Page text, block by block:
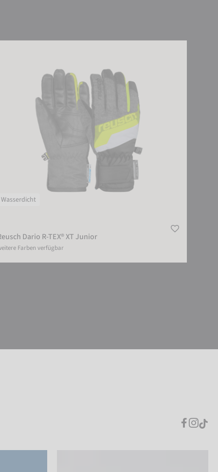
Wasserdicht
Dario R-TEX® XT Junior
Farben verfügbar